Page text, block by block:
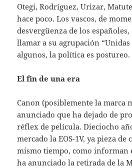
Otegi, Rodríguez, Urizar,
hace poco. Los vascos, de
desvergüenza de los
llamar a su agrupación “Unidas
algunos, la política es postureo.
El fin de una era
Canon (posiblemente la marca
anunciado que ha dejado de
réflex de película. Dieciocho
mercado la EOS-1V, ya pieza de
mismo tiempo, como informan
ha anunciado la retirada de la